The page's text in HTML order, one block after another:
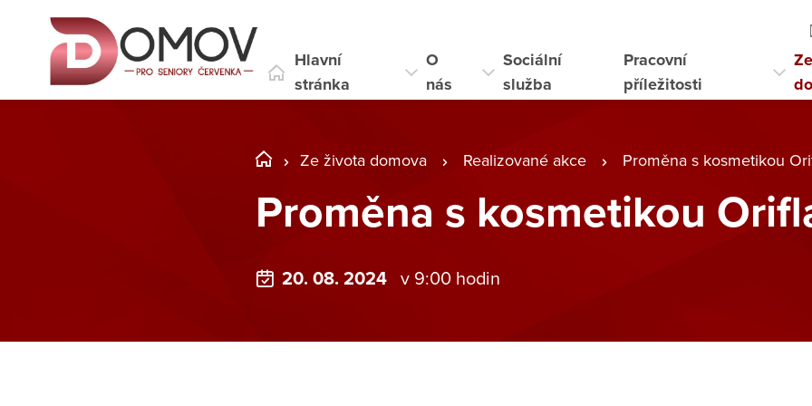
Hlavní
stránka
O
nás
Sociální
služba
Pracovní
příležitosti
Ze života domova Realizované akce Proměna s kosmetikou
Proměna s kosmetikou
20. 08. 2024 v 9:00 hodin